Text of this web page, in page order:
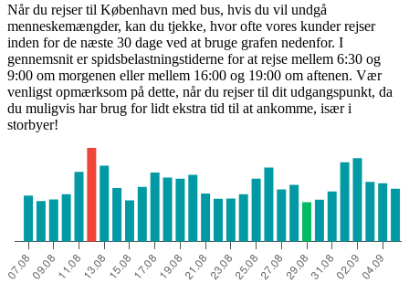
Når du rejser til København med bus, hvis du vil undgå
menneskemængder, kan du tjekke, hvor ofte vores kunder rejser
inden for de næste 30 dage ved at bruge grafen nedenfor. I
gennemsnit er spidsbelastningstiderne for at rejse mellem 6:30 og
9:00 om morgenen eller mellem 16:00 og 19:00 om aftenen. Vær
venligst opmærksom på dette, når du rejser til dit udgangspunkt, da
du muligvis har brug for lidt ekstra tid til at ankomme, især i
storbyer!